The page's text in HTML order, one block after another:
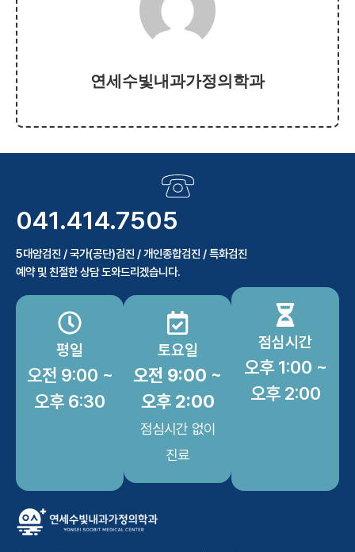
연세수빛내과가정의학과
041.414.7505
5대암검진 / 국가(공단)검진 / 개인종합검진 / 특화검진
예약 및 친절한 상담 도와드리겠습니다.
평일
오전 9:00 ~
오후 6:30
토요일
오전 9:00 ~
오후 2:00
점심시간 없이
진료
점심시간
오후 1:00 ~
오후 2:00